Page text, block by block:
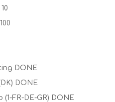
DONE
DONE
(1-FR-DE-GR) DONE